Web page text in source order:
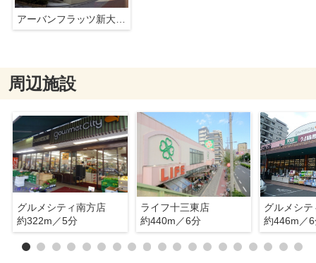
アーバンフラッツ新大阪1
周辺施設
グルメシティ南方店
約322m／5分
ライフ十三東店
約440m／6分
グルメシテ
約446m／